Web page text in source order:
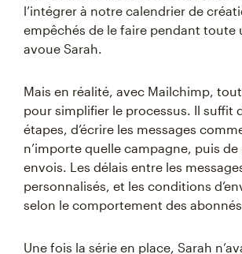
l’intégrer à notre calendrier de
empêchés de le faire pendant toute
avoue Sarah.
Mais en réalité, avec Mailchimp,
pour simplifier le processus. Il suffit
étapes, d’écrire les messages
n’importe quelle campagne, puis de
envois. Les délais entre les
personnalisés, et les conditions
selon le comportement des abonnés.
Une fois la série en place, Sarah